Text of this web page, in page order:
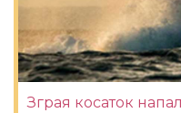
Зграя косаток